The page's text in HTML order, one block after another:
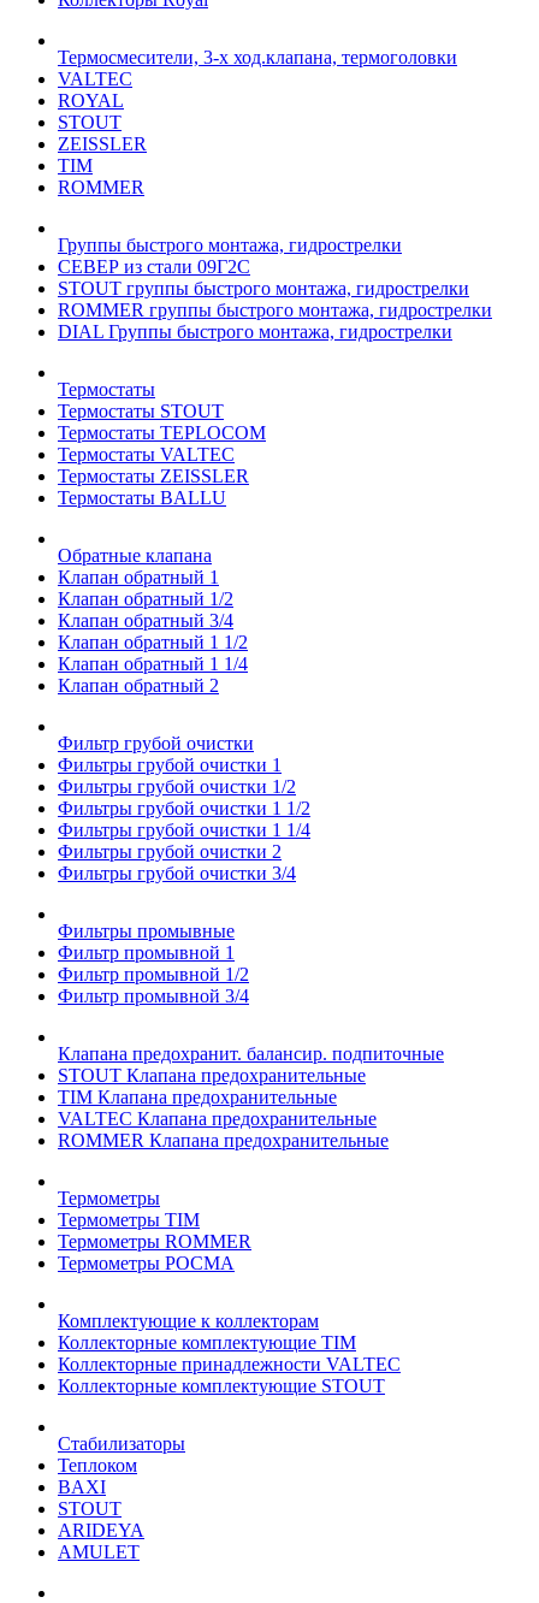
Термосмесители, 3-х ход.клапана, термоголовки
VALTEC
ROYAL
STOUT
ZEISSLER
TIM
ROMMER
Группы быстрого монтажа, гидрострелки
СЕВЕР из стали 09Г2С
STOUT группы быстрого монтажа, гидрострелки
ROMMER группы быстрого монтажа, гидрострелки
DIAL Группы быстрого монтажа, гидрострелки
Термостаты
Термостаты STOUT
Термостаты TEPLOCOM
Термостаты VALTEC
Термостаты ZEISSLER
Термостаты BALLU
Обратные клапана
Клапан обратный 1
Клапан обратный 1/2
Клапан обратный 3/4
Клапан обратный 1 1/2
Клапан обратный 1 1/4
Клапан обратный 2
Фильтр грубой очистки
Фильтры грубой очистки 1
Фильтры грубой очистки 1/2
Фильтры грубой очистки 1 1/2
Фильтры грубой очистки 1 1/4
Фильтры грубой очистки 2
Фильтры грубой очистки 3/4
Фильтры промывные
Фильтр промывной 1
Фильтр промывной 1/2
Фильтр промывной 3/4
Клапана предохранит. балансир. подпиточные
STOUT Клапана предохранительные
TIM Клапана предохранительные
VALTEC Клапана предохранительные
ROMMER Клапана предохранительные
Термометры
Термометры TIM
Термометры ROMMER
Термометры РОСМА
Комплектующие к коллекторам
Коллекторные комплектующие TIM
Коллекторные принадлежности VALTEC
Коллекторные комплектующие STOUT
Стабилизаторы
Теплоком
BAXI
STOUT
ARIDEYA
AMULET